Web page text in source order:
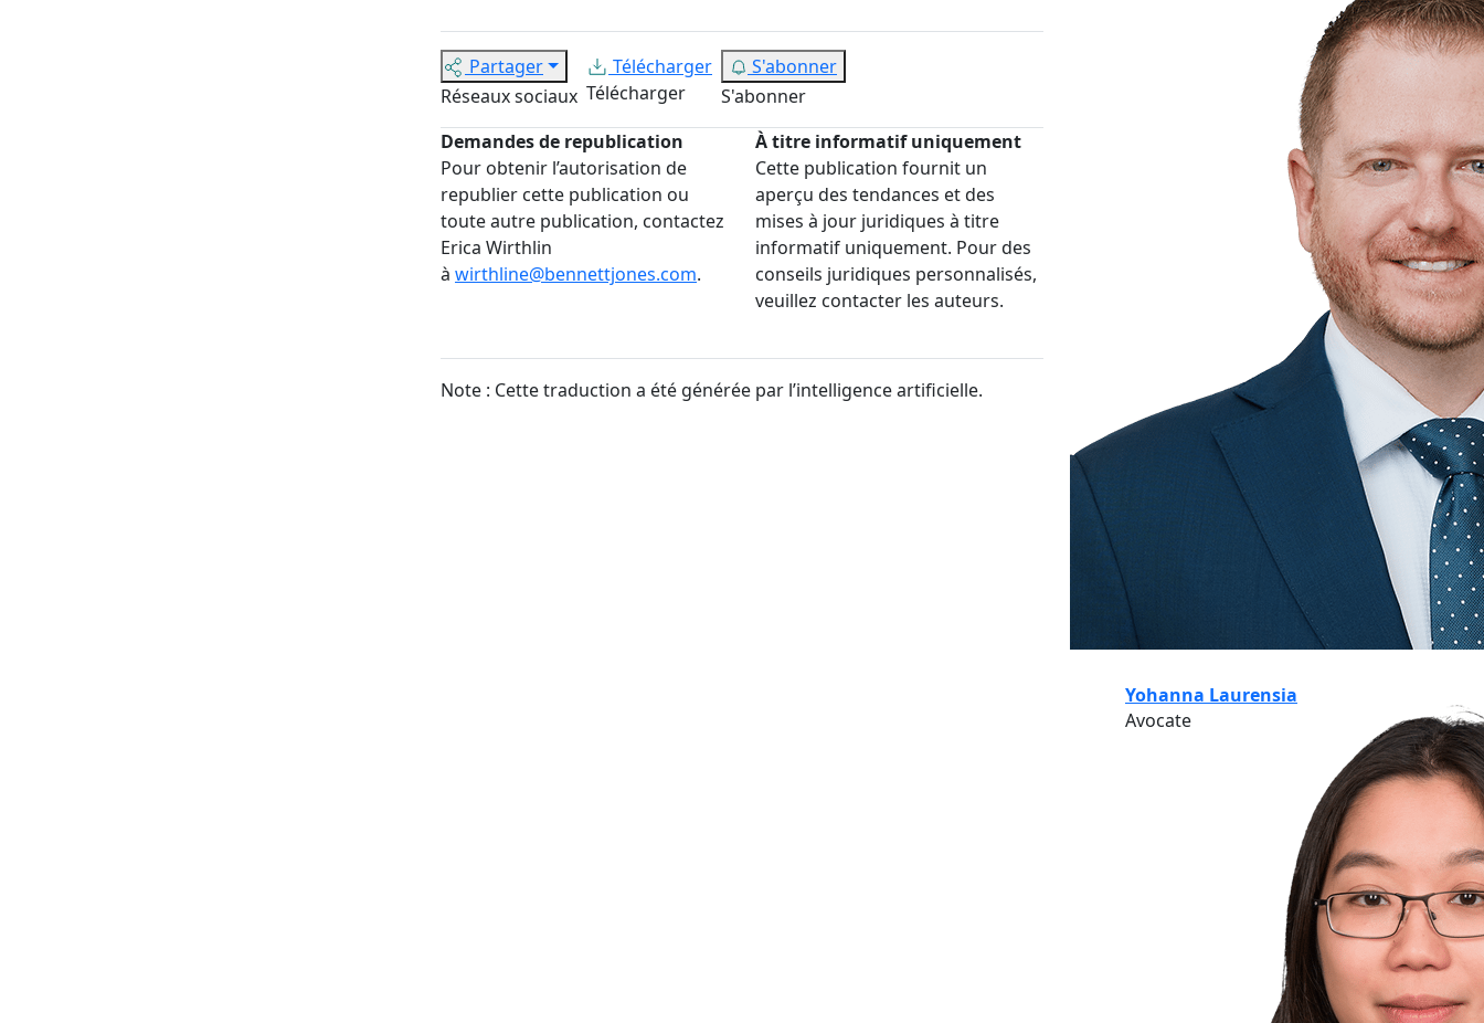
Partager
Réseaux sociaux
Télécharger
Télécharger
S'abonner
S'abonner
Demandes de republication
Pour obtenir l’autorisation de
republier cette publication ou
toute autre publication, contactez
Erica Wirthlin
à wirthline@bennettjones.com.
À titre informatif uniquement
Cette publication fournit un
aperçu des tendances et des
mises à jour juridiques à titre
informatif uniquement. Pour des
conseils juridiques personnalisés,
veuillez contacter les auteurs.
Note : Cette traduction a été générée par l’intelligence artificielle.
Yohanna Laurensia
Avocate